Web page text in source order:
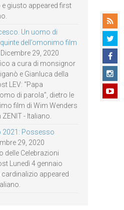
giusto appeared first
Un uomo di
dell’omonimo film
Dicembre 29, 2020
a cura di monsignor
e Gianluca della
LEV: “Papa
di parola”, dietro le
film di Wim Wenders
- Italiano.
2021: Possesso
29, 2020
delle Celebrazioni
Lunedì 4 gennaio
appeared